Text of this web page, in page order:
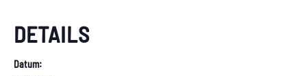
DETAILS
Datum: